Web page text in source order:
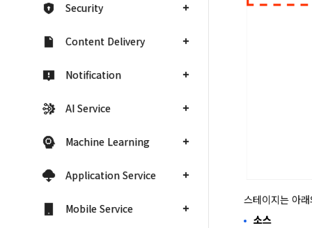
Security
Content Delivery
Notification
AI Service
Machine Learning
Application Service
Mobile Service
스테이지는 아
소스